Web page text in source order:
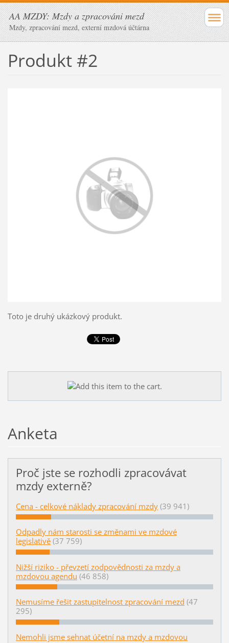
AA MZDY: Mzdy a zpracováni mezd
Mzdy, zpracování mezd, externí mzdová účtárna
Produkt #2
Toto je druhý ukázkový produkt.
Anketa
Proč jste se rozhodli zpracovávat
mzdy externě?
Cena - celkové náklady zpracování mzdy (39 941)
Odpadly nám starosti se změnami ve mzdové
legislativě (37 759)
Nižší riziko - převzetí zodpovědnosti za mzdy a
mzdovou agendu (46 858)
Nemusíme řešit zastupitelnost zpracování mezd (47
295)
Nemohli jsme sehnat účetní na mzdy a mzdovou